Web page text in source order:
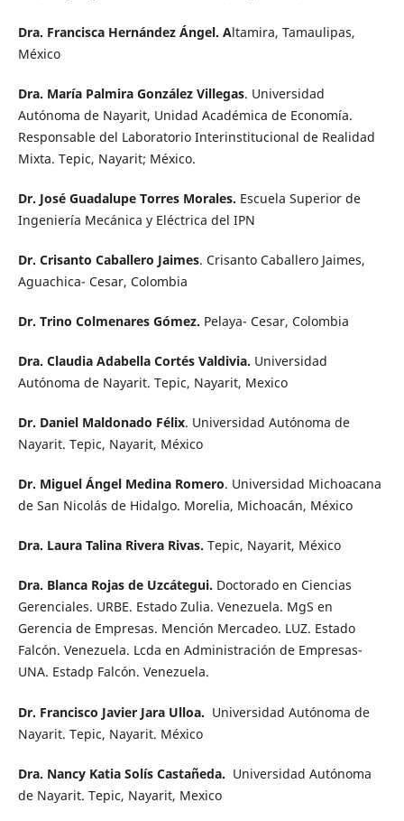
Dra. Francisca Hernández Ángel. Altamira, Tamaulipas,
México
Dra. María Palmira González Villegas. Universidad
Autónoma de Nayarit, Unidad Académica de Economía.
Responsable del Laboratorio Interinstitucional de Realidad
Mixta. Tepic, Nayarit; México.
Dr. José Guadalupe Torres Morales. Escuela Superior de
Ingeniería Mecánica y Eléctrica del IPN
Dr. Crisanto Caballero Jaimes. Crisanto Caballero Jaimes,
Aguachica- Cesar, Colombia
Dr. Trino Colmenares Gómez. Pelaya- Cesar, Colombia
Dra. Claudia Adabella Cortés Valdivia. Universidad
Autónoma de Nayarit. Tepic, Nayarit, Mexico
Dr. Daniel Maldonado Félix. Universidad Autónoma de
Nayarit. Tepic, Nayarit, México
Dr. Miguel Ángel Medina Romero. Universidad Michoacana
de San Nicolás de Hidalgo. Morelia, Michoacán, México
Dra. Laura Talina Rivera Rivas. Tepic, Nayarit, México
Dra. Blanca Rojas de Uzcátegui. Doctorado en Ciencias
Gerenciales. URBE. Estado Zulia. Venezuela. MgS en
Gerencia de Empresas. Mención Mercadeo. LUZ. Estado
Falcón. Venezuela. Lcda en Administración de Empresas-
UNA. Estadp Falcón. Venezuela.
Dr. Francisco Javier Jara Ulloa. Universidad Autónoma de
Nayarit. Tepic, Nayarit. México
Dra. Nancy Katia Solís Castañeda. Universidad Autónoma
de Nayarit. Tepic, Nayarit, Mexico